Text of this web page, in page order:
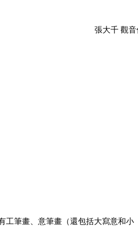
張大千 觀音
工筆畫、意筆畫（還包括大寫意和小